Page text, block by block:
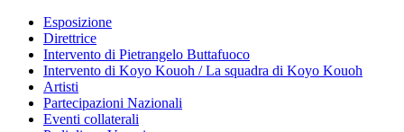
Esposizione
Direttrice
Intervento di Pietrangelo Buttafuoco
Intervento di Koyo Kouoh / La squadra di Koyo Kouoh
Artisti
Partecipazioni Nazionali
Eventi collaterali